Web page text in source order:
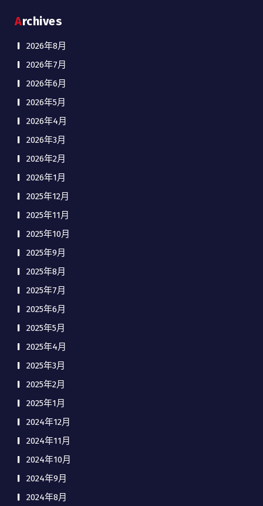
Archives
2026年8月
2026年7月
2026年6月
2026年5月
2026年4月
2026年3月
2026年2月
2026年1月
2025年12月
2025年11月
2025年10月
2025年9月
2025年8月
2025年7月
2025年6月
2025年5月
2025年4月
2025年3月
2025年2月
2025年1月
2024年12月
2024年11月
2024年10月
2024年9月
2024年8月